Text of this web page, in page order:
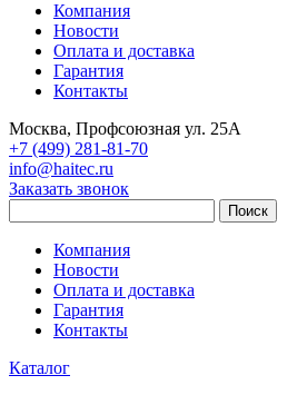
Компания
Новости
Оплата и доставка
Гарантия
Контакты
Москва, Профсоюзная ул. 25А
+7 (499) 281-81-70
info@haitec.ru
Заказать звонок
Поиск
Компания
Новости
Оплата и доставка
Гарантия
Контакты
Каталог